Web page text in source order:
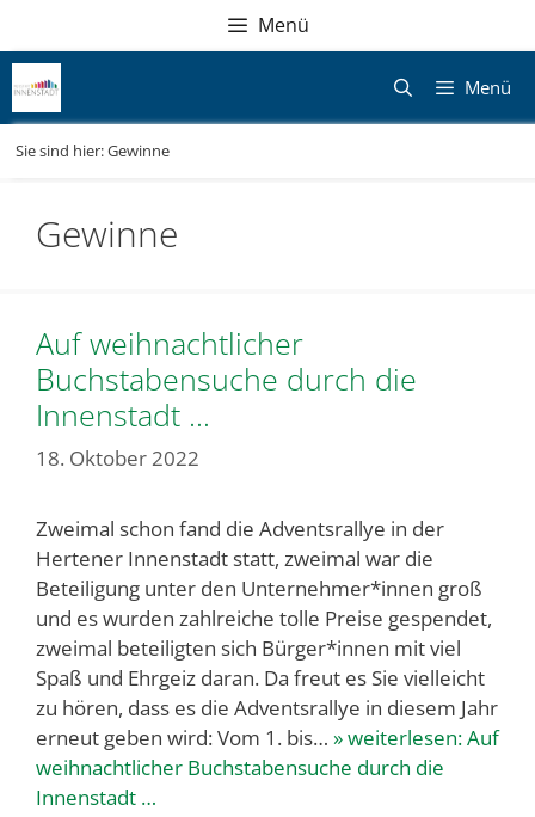
springen
Navigation
springen
Menü
Menü
Sie sind hier:Gewinne
Gewinne
Auf weihnachtlicher
Buchstabensuche durch die
Innenstadt …
18. Oktober 2022
Zweimal schon fand die Adventsrallye in der
Hertener Innenstadt statt, zweimal war die
Beteiligung unter den Unternehmer*innen groß
und es wurden zahlreiche tolle Preise gespendet,
zweimal beteiligten sich Bürger*innen mit viel
Spaß und Ehrgeiz daran. Da freut es Sie vielleicht
zu hören, dass es die Adventsrallye in diesem Jahr
erneut geben wird: Vom 1. bis… » weiterlesen:Auf
weihnachtlicher Buchstabensuche durch die
Innenstadt …